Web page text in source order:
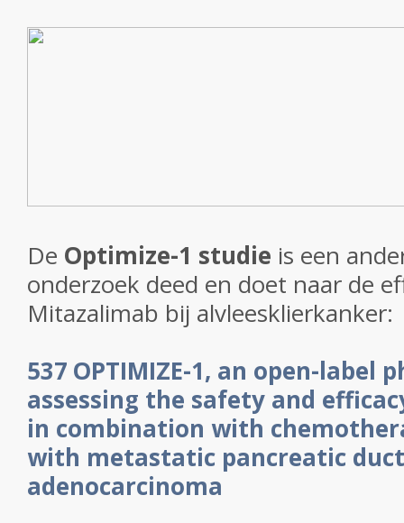
De Optimize-1 studie is een
onderzoek deed en doet naar de
Mitazalimab bij alvleesklierkanker:
537 OPTIMIZE-1, an open-label
assessing the safety and
in combination with
with metastatic pancreatic
adenocarcinoma